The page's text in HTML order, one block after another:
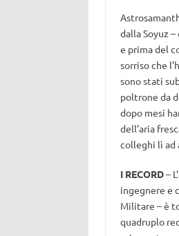
dalla Soyuz
e prima del
sorriso che
sono stati
poltrone da
dopo mesi
dell’aria
colleghi lì ad
I RECORD–
ingegnere e
Militare – è
quadruplo